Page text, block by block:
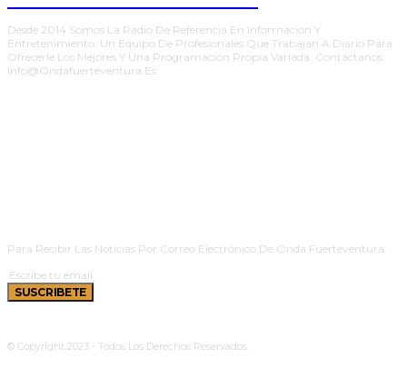
Desde 2014 Somos La Radio De Referencia En Información Y
Entretenimiento. Un Equipo De Profesionales Que Trabajan A Diario Para
Ofrecerle Los Mejores Y Una Programación Propia Variada. Contáctanos:
Info@ondafuerteventura.es
Para Recibir Las Noticias Por Correo Electrónico De Onda Fuerteventura.
SUSCRIBETE
© Copyright 2023 - Todos Los Derechos Reservados.